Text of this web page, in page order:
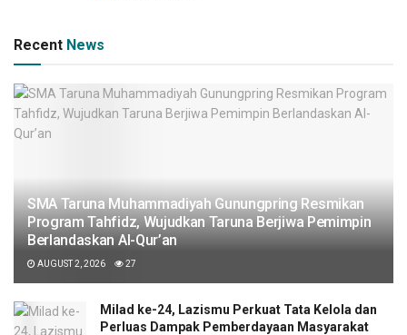
Recent News
SMA Taruna Muhammadiyah Gunungpring Resmikan
Program Tahfidz, Wujudkan Taruna Berjiwa Pemimpin
Berlandaskan Al-Qur’an
AUGUST 2, 2026 27
Milad ke-24, Lazismu Perkuat Tata Kelola dan
Perluas Dampak Pemberdayaan Masyarakat